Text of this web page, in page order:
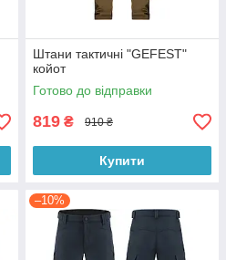
Штани тактичні "GEFEST"
койот
Готово до відправки
819 ₴ 910 ₴
Купити
–10%